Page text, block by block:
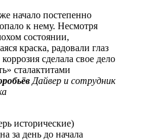
начало постепенно
к нему. Несмотря
состоянии,
краска, радовали глаз
сделала свое дело
сталактитами
Дайвер и сотрудник
исторические)
за день до начала